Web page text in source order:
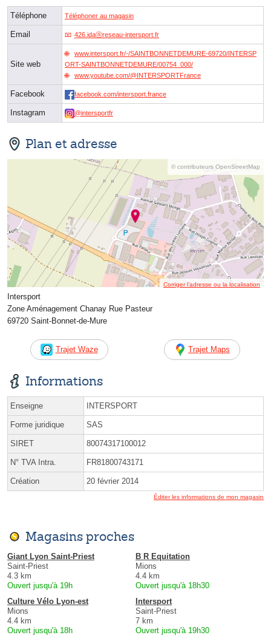
Téléphone Téléphoner au magasin
Email 426.idaⓐreseau-intersport.fr
Site web
www.intersport.fr/-/SAINTBONNETDEMURE-69720/INTERSP
ORT-SAINTBONNETDEMURE/00754_000/
www.youtube.com/@INTERSPORTFrance
Facebook facebook.com/intersport.france
Instagram @intersportfr
Plan et adresse
© contributeurs OpenStreetMap
Corriger l’adresse ou la localisation
Intersport
Zone Aménagement Chanay Rue Pasteur
69720 Saint-Bonnet-de-Mure
Trajet Waze Trajet Maps
Informations
Enseigne INTERSPORT
Forme juridique SAS
SIRET 80074317100012
N° TVA Intra. FR81800743171
Création 20 février 2014
Éditer les informations de mon magasin
Magasins proches
Giant Lyon Saint-Priest
Saint-Priest
4.3 km
Ouvert jusqu'à 19h
B R Equitation
Mions
4.4 km
Ouvert jusqu'à 18h30
Culture Vélo Lyon-est
Mions
4.4 km
Ouvert jusqu'à 18h
Intersport
Saint-Priest
7 km
Ouvert jusqu'à 19h30